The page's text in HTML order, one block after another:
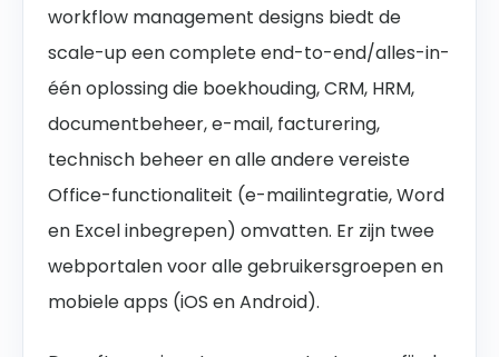
workflow management designs biedt de
scale-up een complete end-to-end/alles-in-
één oplossing die boekhouding, CRM, HRM,
documentbeheer, e-mail, facturering,
technisch beheer en alle andere vereiste
Office-functionaliteit (e-mailintegratie, Word
en Excel inbegrepen) omvatten. Er zijn twee
webportalen voor alle gebruikersgroepen en
mobiele apps (iOS en Android).